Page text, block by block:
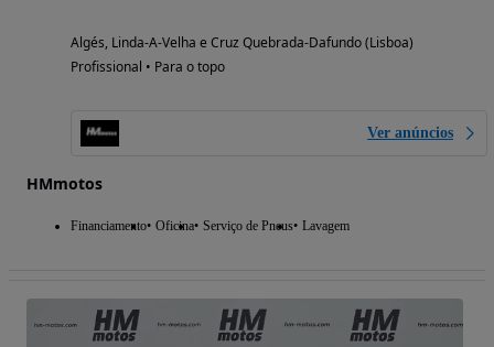
Algés, Linda-A-Velha e Cruz Quebrada-Dafundo (Lisboa)
Profissional • Para o topo
Ver anúncios
HMmotos
Financiamento Oficina Serviço de Pneus Lavagem